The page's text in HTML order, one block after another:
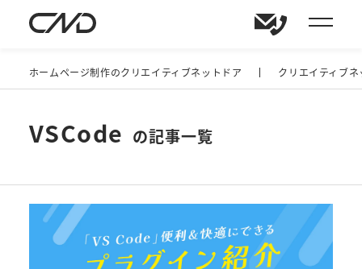
ホームページ制作のクリエイティブネットドア クリエイティブ
VSCode の記事一覧